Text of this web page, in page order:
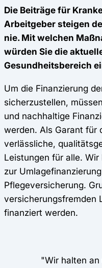
Die Beiträge für
Arbeitgeber steigen
nie. Mit welchen
würden Sie die
Gesundheitsbereich
Um die Finanzierung
sicherzustellen,
und nachhaltige
werden. Als Garant für
verlässliche,
Leistungen für alle.
zur
Pflegeversicherung.
versicherungsfremden
finanziert werden.
"Wir halten